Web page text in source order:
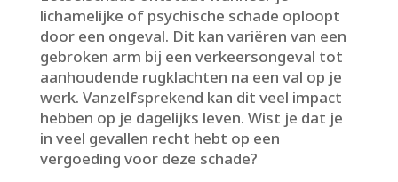
lichamelijke of psychische schade oploopt
door een ongeval.​ Dit kan variëren van een
gebroken arm bij een verkeersongeval tot
aanhoudende rugklachten na een val op je
werk.​ Vanzelfsprekend kan dit veel impact
hebben op je dagelijks leven.​ Wist je dat je
in veel gevallen recht hebt op een
vergoeding voor deze schade?